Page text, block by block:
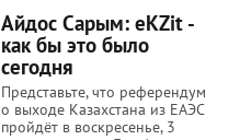
Айдос Сарым: еKZit -
как бы это было
сегодня
Представьте, что референдум
о выходе Казахстана из ЕАЭС
пройдёт в воскресенье, 3